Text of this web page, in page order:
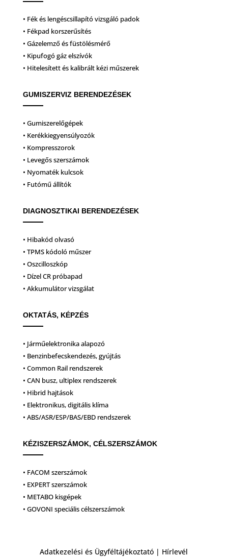
• Fék és lengéscsillapító vizsgáló padok
• Fékpad korszerűsítés
• Gázelemző és füstölésmérő
• Kipufogó gáz elszívók
• Hitelesített és kalibrált kézi műszerek
GUMISZERVIZ BERENDEZÉSEK
• Gumiszerelőgépek
• Kerékkiegyensúlyozók
• Kompresszorok
• Levegős szerszámok
• Nyomaték kulcsok
• Futómű állítók
DIAGNOSZTIKAI BERENDEZÉSEK
• Hibakód olvasó
• TPMS kódoló műszer
• Oszcilloszkóp
• Dízel CR próbapad
• Akkumulátor vizsgálat
OKTATÁS, KÉPZÉS
• Járműelektronika alapozó
• Benzinbefecskendezés, gyújtás
• Common Rail rendszerek
• CAN busz, ultiplex rendszerek
• Hibrid hajtások
• Elektronikus, digitális klíma
• ABS/ASR/ESP/BAS/EBD rendszerek
KÉZISZERSZÁMOK, CÉLSZERSZÁMOK
• FACOM szerszámok
• EXPERT szerszámok
• METABO kisgépek
• GOVONI speciális célszerszámok
Adatkezelési és Ügyféltájékoztató | Hírlevél